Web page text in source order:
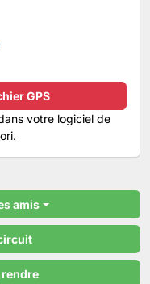
GPS
votre logiciel de
amis